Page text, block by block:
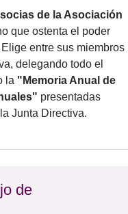
de la Asociación
que ostenta el poder
Elige entre sus miembros
delegando todo el
la "Memoria Anual de
presentadas
Junta Directiva.
de